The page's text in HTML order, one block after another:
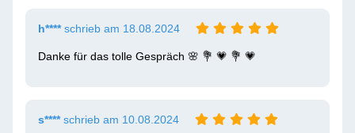
h****schrieb am 18.08.2024
Danke für das tolle Gespräch 🌸 💐 💗 💐 💗
s****schrieb am 10.08.2024